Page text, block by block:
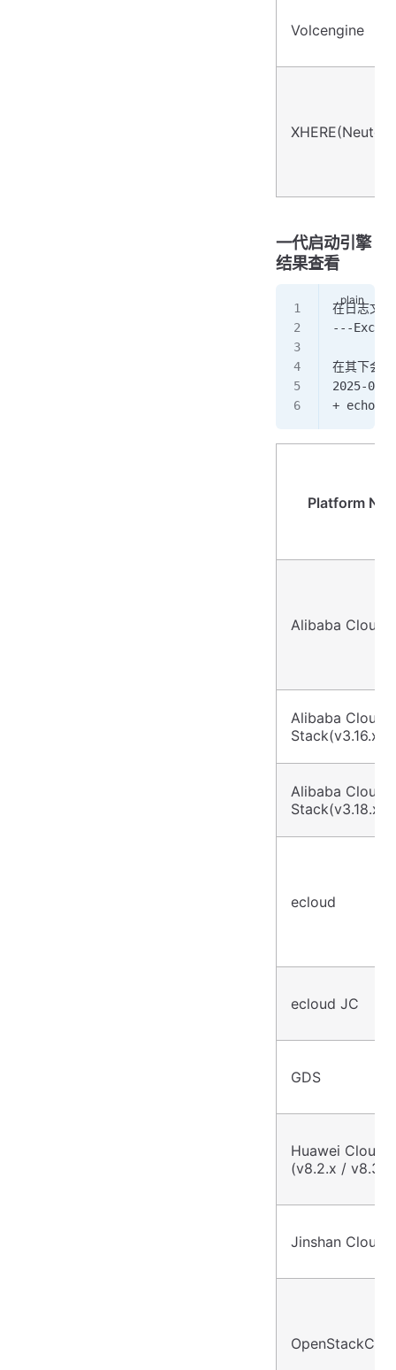
Volcengine
一代启动引擎
结果查看
在日志
---
在其下会
2025-
+ echo
Platform
Alibaba Cloud
Alibaba Cloud
Stack(v3.16.x)
Alibaba Cloud
Stack(v3.18.x)
ecloud
ecloud JC
GDS
Huawei Cloud
(v8.2.x / v8.3.x)
Jinshan Cloud